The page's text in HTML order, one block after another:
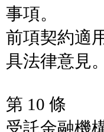
事項。
前項契約適
具法律意見。
第 10 條
受託金融機